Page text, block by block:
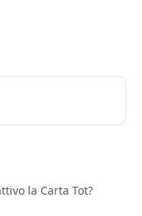
la Carta Tot?